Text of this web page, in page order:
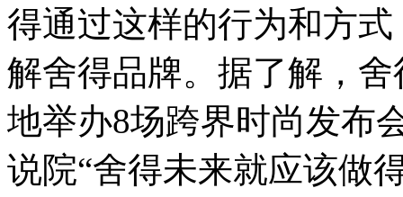
得通过这样的行为和方
解舍得品牌。据了解，
地举办8场跨界时尚发布
说院“舍得未来就应该做